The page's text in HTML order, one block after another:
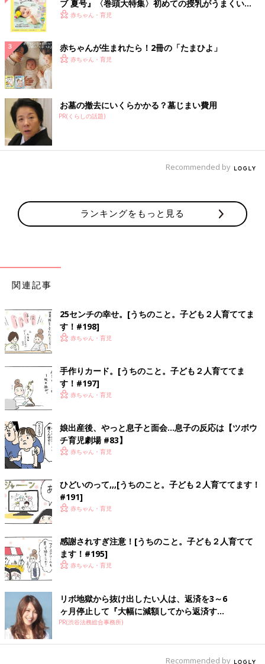
ブ 夏号』〈巻頭大特集〉初めての授乳がうまくい
く！ おっぱい・ミルクの基本と夏のトラブル 解決テ
赤ちゃん・育児
赤ちゃんが生まれたら！2冊の「たまひよ」
赤ちゃん・育児
お墓の撤去にいくらかかる？墓じまい費用
PR(くらしの話題)
Recommended by
ランキングをもっと見る
関連記事
25センチの幸せ。[うちのこと。子ども２人育ててま
す！#198]
赤ちゃん・育児
手作りカード。[うちのこと。子ども２人育ててま
す！#197]
赤ちゃん・育児
娘出産後、やっと息子と面会…息子の反応は【ツボウ
チ育児劇場 #83】
赤ちゃん・育児
ひどいのって,,,[うちのこと。子ども２人育ててます！
#191]
赤ちゃん・育児
感謝されすぎ注意！[うちのこと。子ども２人育てて
ます！#195]
赤ちゃん・育児
リボ地獄から抜け出したい人は、返済を3～6
ヶ月停止して『大幅に減額してから返済す...
PR(渋谷法務総合事務所)
Recommended by